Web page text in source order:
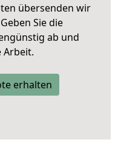
übersenden wir
Sie die
ab und
Arbeit.
erhalten